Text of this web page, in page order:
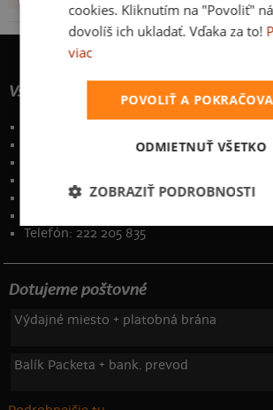
Všetko o nákupe
Garancia výmeny a vrátenia
Osobné údaje
Telefón: 222 205 835
Dotujeme poštovné
Výdajné miesto + platobná brána
Balík Packeta + bank. prevod
cookies. Kliknutím na "Povoliť"
dovolíš ich ukladať. Vďaka za to!
viac
POVOLIŤ A
ODMIETNUŤ VŠETKO
ZOBRAZIŤ PODROBNOSTI